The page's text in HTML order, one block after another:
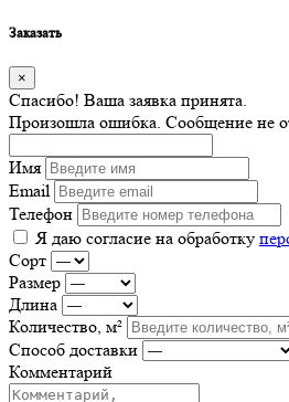
Заказать
×
Спасибо! Ваша заявка принята.
Произошла ошибка. Сообщение не
Имя
Email
Телефон
Я даю согласие на обработку
Сорт
Размер
Длина
Количество, м²
Способ доставки
Комментарий